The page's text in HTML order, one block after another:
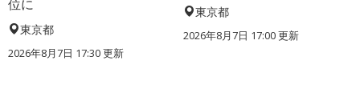
位に
東京都
2026年8月7日 17:30更新
東京都
2026年8月7日 17:00更新